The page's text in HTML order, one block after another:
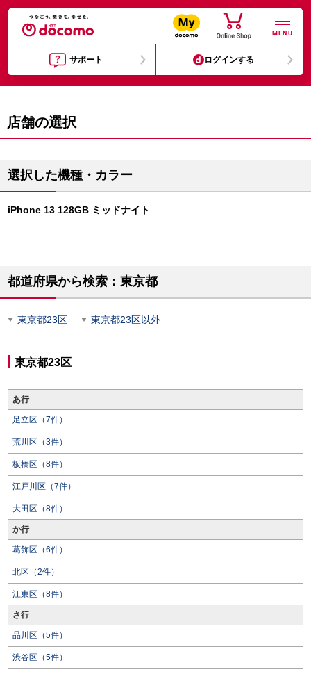
MENU
サポート ログインする
店舗の選択
選択した機種・カラー
iPhone 13 128GB ミッドナイト
都道府県から検索：東京都
東京都23区 東京都23区以外
東京都23区
あ行
足立区（7件）
荒川区（3件）
板橋区（8件）
江戸川区（7件）
大田区（8件）
か行
葛飾区（6件）
北区（2件）
江東区（8件）
さ行
品川区（5件）
渋谷区（5件）